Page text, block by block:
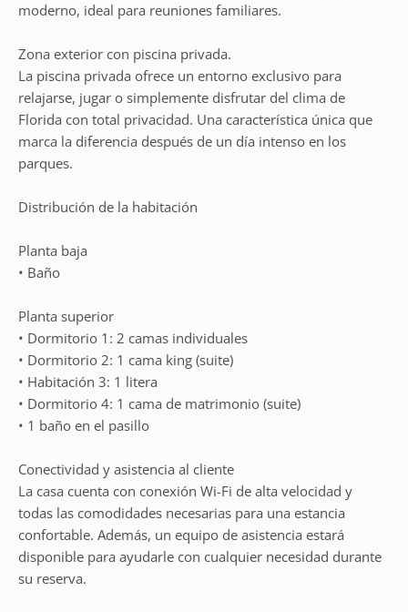
moderno, ideal para reuniones familiares.
Zona exterior con piscina privada.
La piscina privada ofrece un entorno exclusivo para
relajarse, jugar o simplemente disfrutar del clima de
Florida con total privacidad. Una característica única que
marca la diferencia después de un día intenso en los
parques.
Distribución de la habitación
Planta baja
• Baño
Planta superior
• Dormitorio 1: 2 camas individuales
• Dormitorio 2: 1 cama king (suite)
• Habitación 3: 1 litera
• Dormitorio 4: 1 cama de matrimonio (suite)
• 1 baño en el pasillo
Conectividad y asistencia al cliente
La casa cuenta con conexión Wi-Fi de alta velocidad y
todas las comodidades necesarias para una estancia
confortable. Además, un equipo de asistencia estará
disponible para ayudarle con cualquier necesidad durante
su reserva.